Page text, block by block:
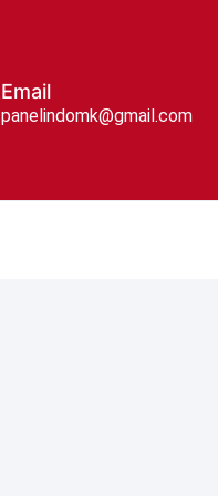
Email
panelindomk@gmail.com